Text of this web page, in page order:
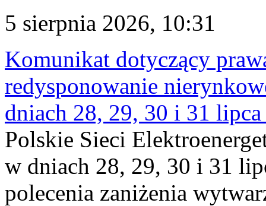
5 sierpnia 2026, 10:31
Komunikat dotyczący
redysponowanie
dniach 28, 29, 30 i 31
Polskie Sieci
w dniach 28, 29, 30 i 31
polecenia zaniżenia